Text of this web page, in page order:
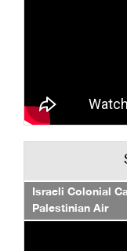
Israeli Colonial
Palestinian Air